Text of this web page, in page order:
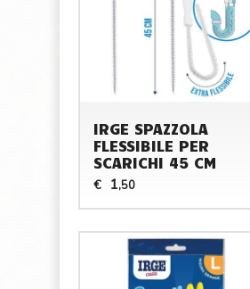
IRGE SPAZZOLA
FLESSIBILE PER
SCARICHI 45 CM
€ 1,50